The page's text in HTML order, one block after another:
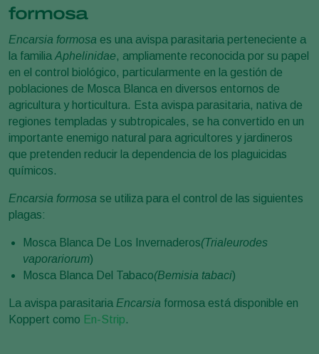
formosa
Encarsia formosa es una avispa parasitaria perteneciente a
la familia Aphelinidae, ampliamente reconocida por su papel
en el control biológico, particularmente en la gestión de
poblaciones de Mosca Blanca en diversos entornos de
agricultura y horticultura. Esta avispa parasitaria, nativa de
regiones templadas y subtropicales, se ha convertido en un
importante enemigo natural para agricultores y jardineros
que pretenden reducir la dependencia de los plaguicidas
químicos.
Encarsia formosa se utiliza para el control de las siguientes
plagas:
Mosca Blanca De Los Invernaderos(Trialeurodes
vaporariorum)
Mosca Blanca Del Tabaco(Bemisia tabaci)
La avispa parasitaria Encarsia formosa está disponible en
Koppert como En-Strip.